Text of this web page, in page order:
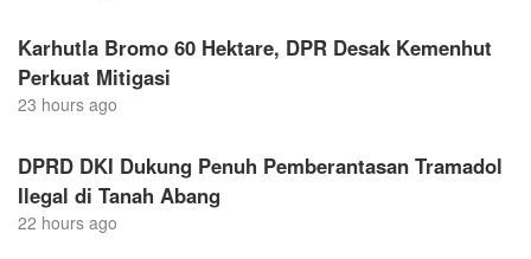
Karhutla Bromo 60 Hektare, DPR Desak Kemenhut
Perkuat Mitigasi
23 hours ago
DPRD DKI Dukung Penuh Pemberantasan Tramadol
Ilegal di Tanah Abang
22 hours ago